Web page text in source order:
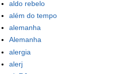
aldo rebelo
além do tempo
alemanha
Alemanha
alergia
alerj